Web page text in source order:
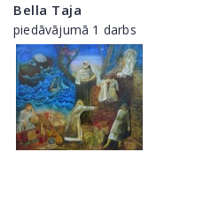
Bella Taja
piedāvājumā 1 darbs